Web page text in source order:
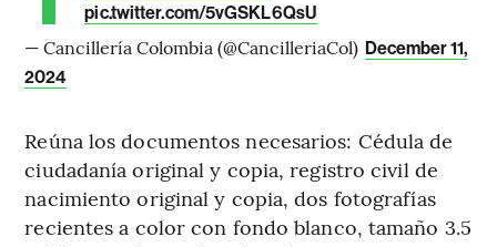
pic.twitter.com/5vGSKL6QsU
— Cancillería Colombia (@CancilleriaCol) December 11,
2024
Reúna los documentos necesarios: Cédula de
ciudadanía original y copia, registro civil de
nacimiento original y copia, dos fotografías
recientes a color con fondo blanco, tamaño 3.5